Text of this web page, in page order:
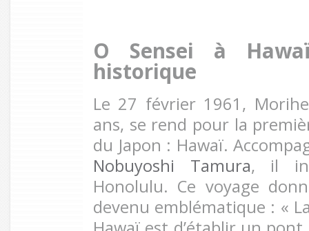
O Sensei à
historique
Le 27 février 1961,
ans, se rend pour la
du Japon : Hawaï.
Nobuyoshi Tamura, il
Honolulu. Ce voyage
devenu emblématique : «